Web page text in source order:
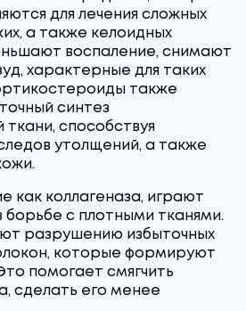
для лечения сложных
а также келоидных
воспаление, снимают
характерные для таких
также
синтез
ткани, способствуя
утолщений, а также
как коллагеназа, играют
борьбе с плотными тканями.
разрушению избыточных
которые формируют
помогает смягчить
сделать его менее